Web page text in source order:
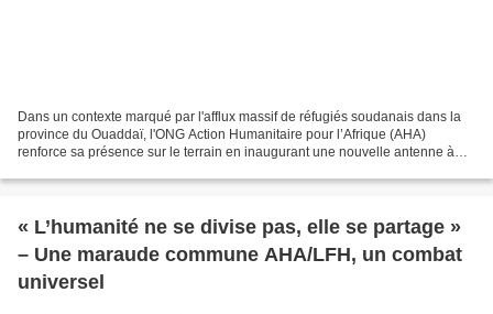
Dans un contexte marqué par l'afflux massif de réfugiés soudanais dans la
province du Ouaddaï, l'ONG Action Humanitaire pour l’Afrique (AHA)
renforce sa présence sur le terrain en inaugurant une nouvelle antenne à
« L’humanité ne se divise pas, elle se partage »
– Une maraude commune AHA/LFH, un combat
universel